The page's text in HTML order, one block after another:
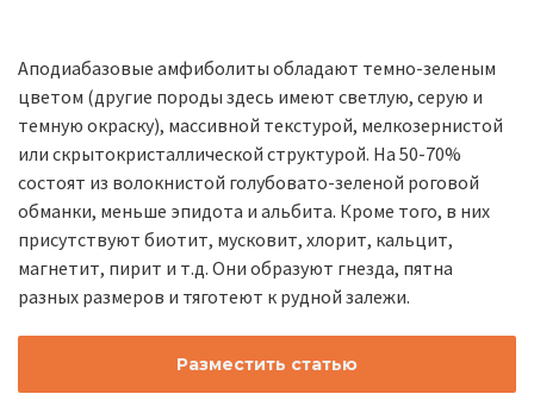
Аподиабазовые амфиболиты обладают темно-зеленым
цветом (другие породы здесь имеют светлую, серую и
темную окраску), массивной текстурой, мелкозернистой
или скрытокристаллической структурой. На 50-70%
состоят из волокнистой голубовато-зеленой роговой
обманки, меньше эпидота и альбита. Кроме того, в них
присутствуют биотит, мусковит, хлорит, кальцит,
магнетит, пирит и т.д. Они образуют гнезда, пятна
разных размеров и тяготеют к рудной залежи.
Разместить статью